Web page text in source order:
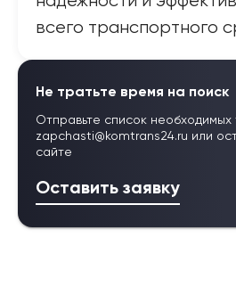
всего транспортного
Не тратьте время на поиск
Отправьте список необходимых
zapchasti@komtrans24.ru или
сайте
Оставить заявку